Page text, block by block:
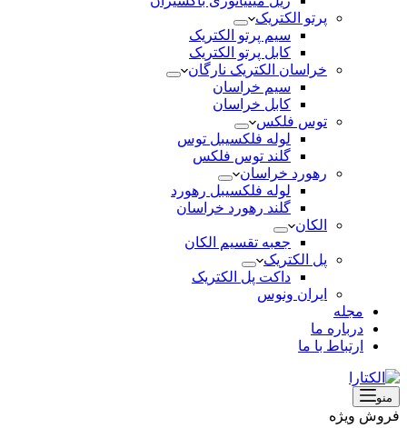
پرتو الکتریک
سیم پرتو الکتریک
کابل پرتو الکتریک
خراسان الکتریک نارگان
سیم خراسان
کابل خراسان
توس فلکس
لوله فلکسیبل توس
گلند توس فلکس
رهورد خراسان
لوله فلکسیبل رهورد
گلند رهورد خراسان
الکان
جعبه تقسیم الکان
پل الکتریک
داکت پل الکتریک
ایران ونوس
مجله
درباره ما
ارتباط با ما
منو
فروش ویژه